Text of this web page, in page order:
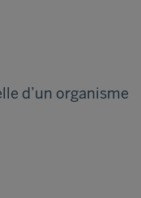
d’un organisme